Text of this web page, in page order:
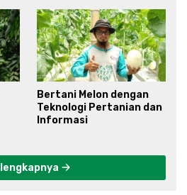
Bertani Melon dengan
Teknologi Pertanian dan
Informasi